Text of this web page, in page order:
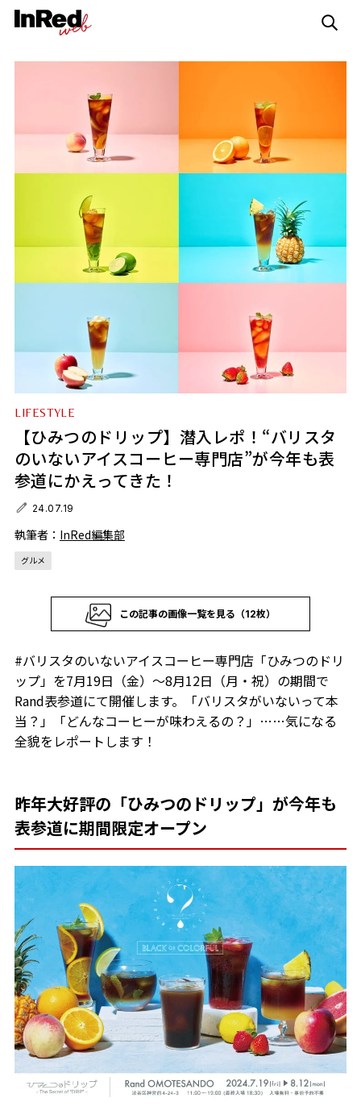
LIFESTYLE
【ひみつのドリップ】潜入レポ！“バリスタ
のいないアイスコーヒー専門店”が今年も表
参道にかえってきた！
24.07.19
執筆者： InRed編集部
グルメ
この記事の画像一覧を見る（12枚）
#バリスタのいないアイスコーヒー専門店「ひみつのドリ
ップ」を7月19日（金）～8月12日（月・祝）の期間で
Rand表参道にて開催します。「バリスタがいないって本
当？」「どんなコーヒーが味わえるの？」……気になる
全貌をレポートします！
昨年大好評の「ひみつのドリップ」が今年も
表参道に期間限定オープン